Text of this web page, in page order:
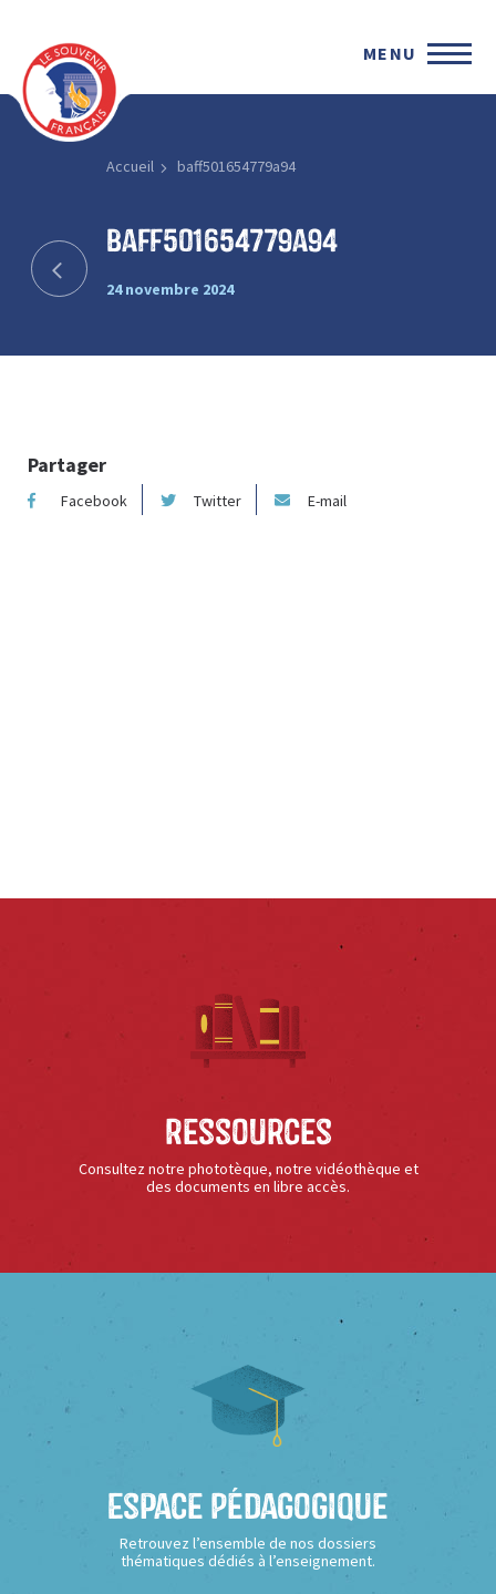
MENU
Accueil baff501654779a94
baff501654779a94
24 novembre 2024
Partager
Facebook Twitter E-mail
Ressources
Consultez notre phototèque, notre vidéothèque et
des documents en libre accès.
Espace Pédagogique
Retrouvez l’ensemble de nos dossiers
thématiques dédiés à l’enseignement.